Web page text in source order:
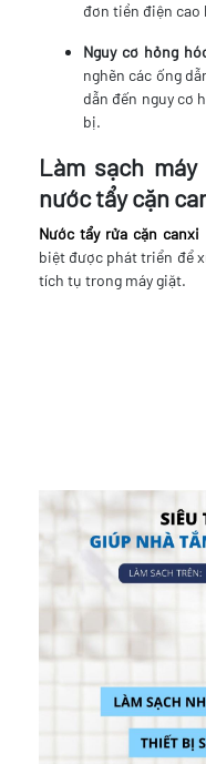
đơn tiền điện cao
Nguy cơ hỏng
nghẽn các ống
dẫn đến nguy cơ
bị.
Làm sạch
nước tẩy cặn
Nước tẩy rửa cặn canxi
biệt được phát triển để
tích tụ trong máy giặt.